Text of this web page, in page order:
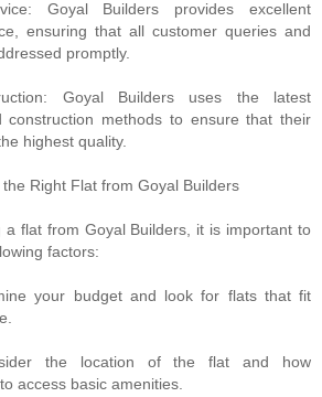
Goyal Builders provides excellent
ensuring that all customer queries and
promptly.
Goyal Builders uses the latest
construction methods to ensure that their
highest quality.
Right Flat from Goyal Builders
a flat from Goyal Builders, it is important to
factors:
your budget and look for flats that fit
the location of the flat and how
access basic amenities.